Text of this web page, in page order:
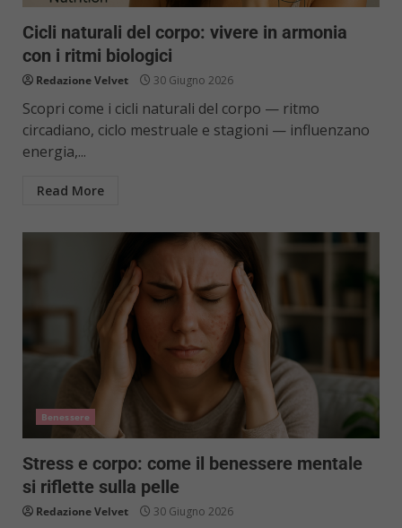
Cicli naturali del corpo: vivere in armonia
con i ritmi biologici
Redazione Velvet 30 Giugno 2026
Scopri come i cicli naturali del corpo — ritmo
circadiano, ciclo mestruale e stagioni — influenzano
energia,...
Read More
Benessere
Stress e corpo: come il benessere mentale
si riflette sulla pelle
Redazione Velvet 30 Giugno 2026